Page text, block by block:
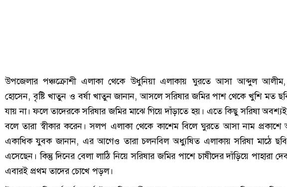
উপজেলার পঞ্চক্রোশী এলাকা থেকে উধুনিয়া এলাকায় ঘুরতে আসা আব্দুল আলীম,
হোসেন, বৃষ্টি খাতুন ও বর্ষা খাতুন জানান, আসলে সরিষার জমির পাশ থেকে খুশি মত
যায় না। ফলে তাদেরকে সরিষার জমির মাঝে গিয়ে দাঁড়াতে হয়। এতে কিছু সরিষা
বলে তারা স্বীকার করেন। সলপ এলাকা থেকে কাশেম বিলে ঘুরতে আসা নাম প্রকাশে
একাধিক যুবক জানান, এর আগেও তারা চলনবিল অধ্যুষিত এলাকায় সরিষা মাঠে
এসেছেন। কিন্তু দিনের বেলা লাঠি নিয়ে সরিষার জমির পাশে চাষীদের দাঁড়িয়ে পাহারা
এবারই প্রথম তাদের চোখে পড়ল।